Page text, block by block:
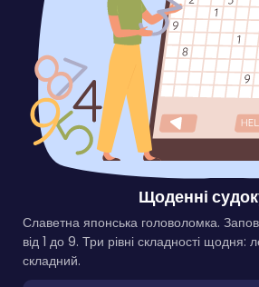
Щоденні
Славетна японська головоломка.
від 1 до 9. Три рівні складності щодня:
складний.